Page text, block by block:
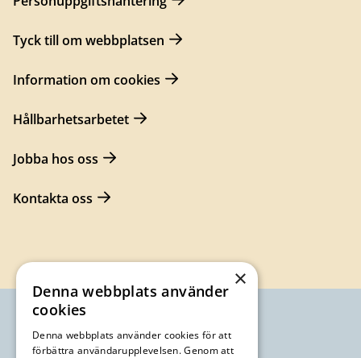
Tyck till om webbplatsen
Information om cookies
Hållbarhetsarbetet
Jobba hos oss
Kontakta oss
×
Denna webbplats använder
cookies
Denna webbplats använder cookies för att
förbättra användarupplevelsen. Genom att